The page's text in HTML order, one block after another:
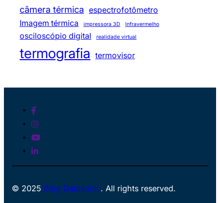
câmera térmica espectrofotômetro
Imagem térmica
impressora 3D Infravermelho
osciloscópio digital realidade virtual
termografia termovisor
© 2025 Blog Datasonic. All rights reserved.